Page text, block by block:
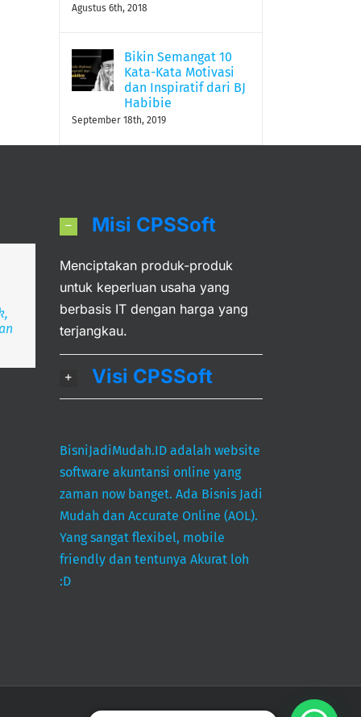
Agustus 6th, 2018
Bikin Semangat 10
Kata-Kata Motivasi
dan Inspiratif dari BJ
Habibie
September 18th, 2019
Misi CPSSoft
Menciptakan produk-produk
untuk keperluan usaha yang
berbasis IT dengan harga yang
terjangkau.
Visi CPSSoft
BisniJadiMudah.ID adalah website
software akuntansi online yang
zaman now banget. Ada Bisnis Jadi
Mudah dan Accurate Online (AOL).
Yang sangat flexibel, mobile
friendly dan tentunya Akurat loh
:D